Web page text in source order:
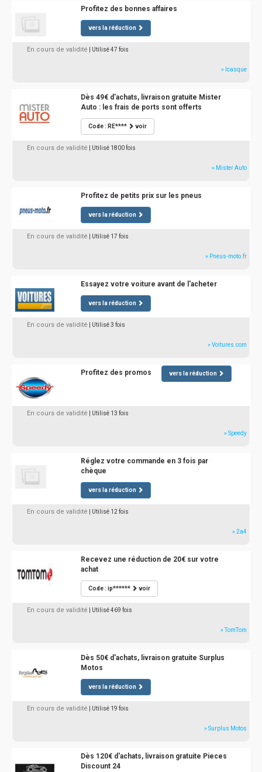
Profitez des bonnes affaires
vers la réduction
En cours de validité | Utilisé 47 fois
» Icasque
Dès 49€ d'achats, livraison gratuite Mister
Auto : les frais de ports sont offerts
Code : RE**** voir
En cours de validité | Utilisé 1800 fois
» Mister Auto
Profitez de petits prix sur les pneus
vers la réduction
En cours de validité | Utilisé 17 fois
» Pneus-moto.fr
Essayez votre voiture avant de l'acheter
vers la réduction
En cours de validité | Utilisé 3 fois
» Voitures.com
Profitez des promos vers la réduction
En cours de validité | Utilisé 13 fois
» Speedy
Réglez votre commande en 3 fois par
chèque
vers la réduction
En cours de validité | Utilisé 12 fois
» 2a4
Recevez une réduction de 20€ sur votre
achat
Code : ip****** voir
En cours de validité | Utilisé 469 fois
» TomTom
Dès 50€ d'achats, livraison gratuite Surplus
Motos
vers la réduction
En cours de validité | Utilisé 19 fois
» Surplus Motos
Dès 120€ d'achats, livraison gratuite Pieces
Discount 24